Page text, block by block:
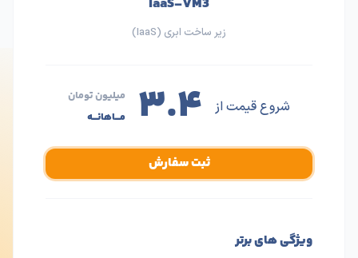
زیر ساخت ابری (IaaS)
شروع قیمت از ۳.۴
میلیون تومان
مـــاهانـــه
ثبت سفارش
ویژگی های برتر